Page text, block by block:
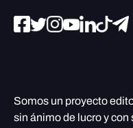
Somos un proyecto
sin ánimo de lucro y